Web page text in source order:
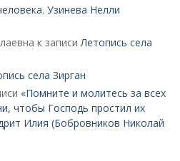
Узинева Нелли
к записиЛетопись села
села Зирган
«Помните и молитесь за всех
чтобы Господь простил их
Илия (Бобровников Николай